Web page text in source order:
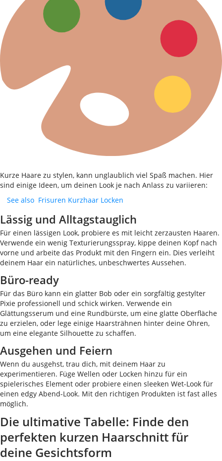
Kurze Haare zu stylen, kann unglaublich viel Spaß machen. Hier
sind einige Ideen, um deinen Look je nach Anlass zu variieren:
See also Frisuren Kurzhaar Locken
Lässig und Alltagstauglich
Für einen lässigen Look, probiere es mit leicht zerzausten Haaren.
Verwende ein wenig Texturierungsspray, kippe deinen Kopf nach
vorne und arbeite das Produkt mit den Fingern ein. Dies verleiht
deinem Haar ein natürliches, unbeschwertes Aussehen.
Büro-ready
Für das Büro kann ein glatter Bob oder ein sorgfältig gestylter
Pixie professionell und schick wirken. Verwende ein
Glättungsserum und eine Rundbürste, um eine glatte Oberfläche
zu erzielen, oder lege einige Haarsträhnen hinter deine Ohren,
um eine elegante Silhouette zu schaffen.
Ausgehen und Feiern
Wenn du ausgehst, trau dich, mit deinem Haar zu
experimentieren. Füge Wellen oder Locken hinzu für ein
spielerisches Element oder probiere einen sleeken Wet-Look für
einen edgy Abend-Look. Mit den richtigen Produkten ist fast alles
möglich.
Die ultimative Tabelle: Finde den
perfekten kurzen Haarschnitt für
deine Gesichtsform